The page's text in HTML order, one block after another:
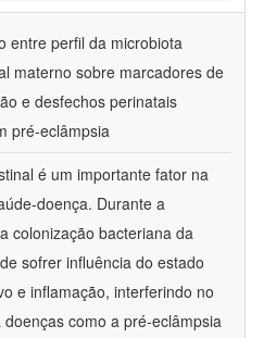
entre perfil da microbiota
materno sobre marcadores de
e desfechos perinatais
pré-eclâmpsia
é um importante fator na
doença. Durante a
colonização bacteriana da
sofrer influência do estado
e inflamação, interferindo no
como a pré-eclâmpsia